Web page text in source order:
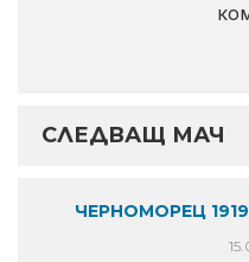
СЛЕДВАЩ МАЧ
ЧЕРНОМОРЕЦ